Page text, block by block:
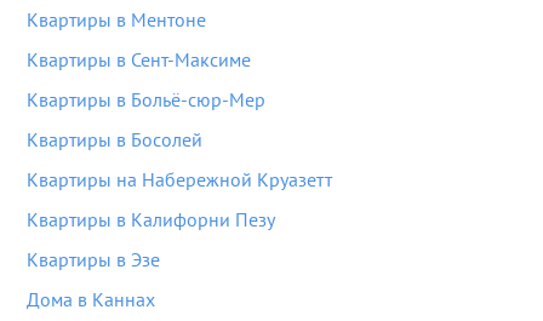
Квартиры в Ментоне
Квартиры в Сент-Максиме
Квартиры в Больё-сюр-Мер
Квартиры в Босолей
Квартиры на Набережной Круазетт
Квартиры в Калифорни Пезу
Квартиры в Эзе
Дома в Каннах